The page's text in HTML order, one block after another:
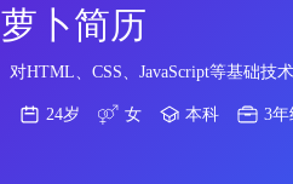
萝卜简历
对HTML、CSS、JavaScript等基础技
24岁 女 本科 3